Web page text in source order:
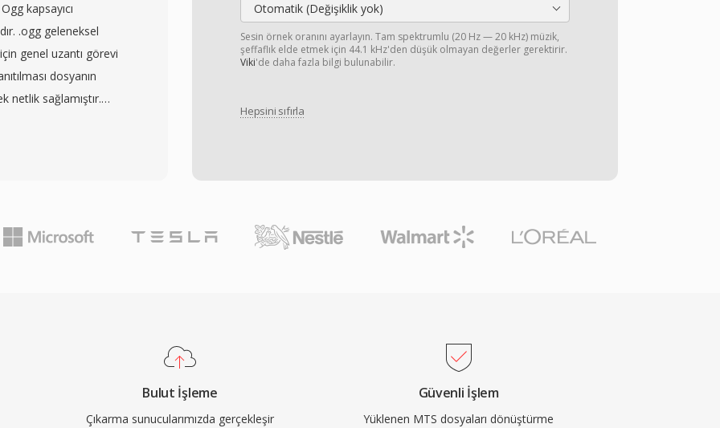
Otomatik (Değişiklik yok)
Sesin örnek oranını ayarlayın. Tam spektrumlu (20 Hz — 20 kHz) müzik,
şeffaflık elde etmek için 44.1 kHz'den düşük olmayan değerler gerektirir.
Viki'de daha fazla bilgi bulunabilir.
Hepsini sıfırla
korumak
arama için rastgele
sensörünün
akışları için kaynak
etkili bir denge
optimize
kapsayıcı
.ogg geleneksel
genel uzantı görevi
dosyanın
netlik sağlamıştır.
veya Opus ile
ses oynatma için
ve daha düşük
etiketlemek için
Chromium
ortamında yerel
iş akışları için
Bulut İşleme
Çıkarma sunucularımızda gerçekleşir
Güvenli İşlem
Yüklenen MTS dosyaları dönüştürme